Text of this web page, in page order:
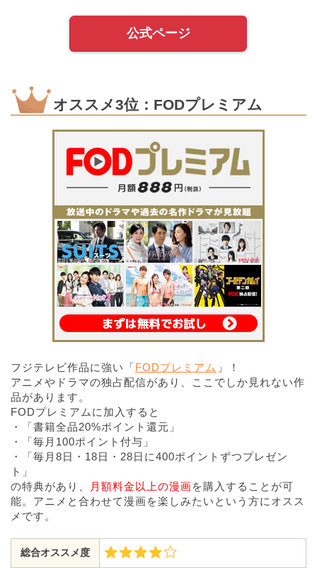
公式ページ
オススメ3位：FODプレミアム
フジテレビ作品に強い「FODプレミアム 」！
アニメやドラマの独占配信があり、ここでしか見れない作
品があります。
FODプレミアムに加入すると
・「書籍全品20%ポイント還元」
・「毎月100ポイント付与」
・「毎月8日・18日・28日に400ポイントずつプレゼン
ト」
の特典があり、
月額料金以上の漫画を購入することが可
能。アニメと合わせて漫画を楽しみたいという方にオスス
メです。
総合オススメ度